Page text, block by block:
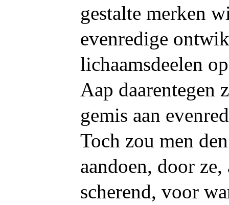
gestalte merken
evenredige
lichaamsdeelen
Aap
gemis aan
Toch zou men
aandoen, door
scherend, voor